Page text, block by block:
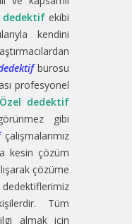
dedektif ekibi
kendini
bürosu
profesyonel
Özel dedektif
gibi
çalışmalarımız
kesin çözüm
çözüme
dedektiflerimiz
Tüm
almak için